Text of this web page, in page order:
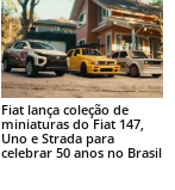
Fiat lança coleção de
miniaturas do Fiat 147,
Uno e Strada para
celebrar 50 anos no Brasil